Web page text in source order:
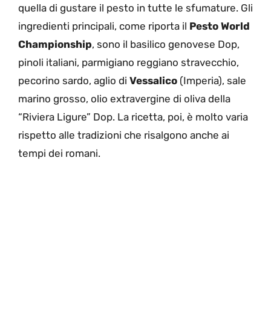
quella di gustare il pesto in tutte le sfumature. Gli
ingredienti principali, come riporta il Pesto World
Championship, sono il basilico genovese Dop,
pinoli italiani, parmigiano reggiano stravecchio,
pecorino sardo, aglio di Vessalico (Imperia), sale
marino grosso, olio extravergine di oliva della
“Riviera Ligure” Dop. La ricetta, poi, è molto varia
rispetto alle tradizioni che risalgono anche ai
tempi dei romani.